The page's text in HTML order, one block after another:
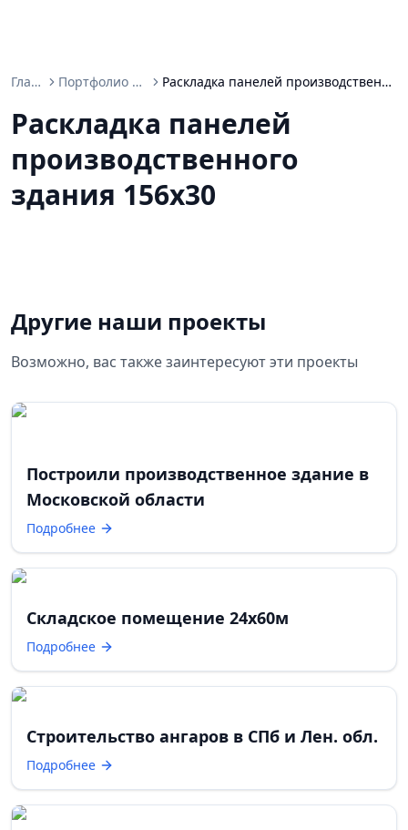
Главная Портфолио проектов Раскладка панелей производственного здания 156х30
Раскладка панелей
производственного
здания 156х30
Другие наши проекты
Возможно, вас также заинтересуют эти проекты
Построили производственное здание в
Московской области
Подробнее
Складское помещение 24х60м
Подробнее
Строительство ангаров в СПб и Лен. обл.
Подробнее